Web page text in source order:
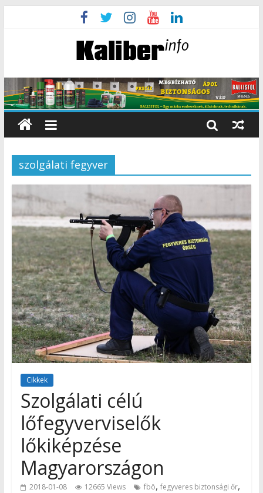
szolgálati fegyver
Cikkek
Szolgálati célú
lőfegyverviselők
lőkiképzése
Magyarországon
2018-01-08 12665 Views fbö, fegyveres biztonsági őr,